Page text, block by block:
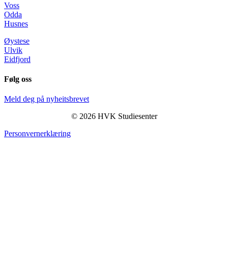
Voss
Odda
Husnes
Øystese
Ulvik
Eidfjord
Følg oss
Meld deg på nyheitsbrevet
© 2026 HVK Studiesenter
Personvernerklæring